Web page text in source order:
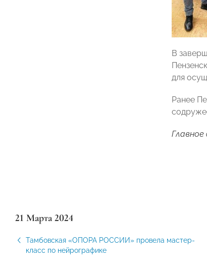
В
для
Ранее
Главное
21 Марта 2024
Тамбовская «ОПОРА РОССИИ» провела мастер-
класс по нейрографике